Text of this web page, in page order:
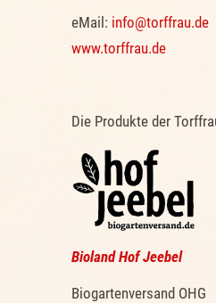
eMail: info@torffrau.de
www.torffrau.de
Die Produkte der
Bioland Hof Jeebel
Biogartenversand OHG